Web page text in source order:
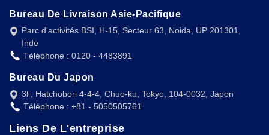
Bureau De Livraison Asie-Pacifique
Parc d'activités BSI, H-15, Secteur 63, Noida, UP 201301,
Inde
Téléphone : 0120 - 4483891
Bureau Du Japon
3F, Hatchobori 4-4-4, Chuo-ku, Tokyo, 104-0032, Japon
Téléphone : +81 - 5050505761
Liens De L'entreprise